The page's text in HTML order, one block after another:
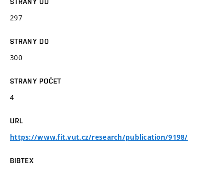
297
STRANY DO
300
STRANY POČET
4
URL
https://www.fit.vut.cz/research/publication/9198/
BIBTEX